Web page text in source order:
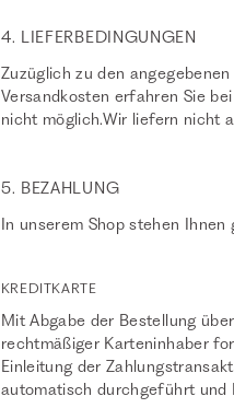
4. LIEFERBEDINGUNGEN
Zuzüglich zu den
Versandkosten erfahren Sie
nicht möglich.Wir liefern nicht
5. BEZAHLUNG
In unserem Shop stehen
KREDITKARTE
Mit Abgabe der Bestellung
rechtmäßiger Karteninhaber
Einleitung der
automatisch durchgeführt und